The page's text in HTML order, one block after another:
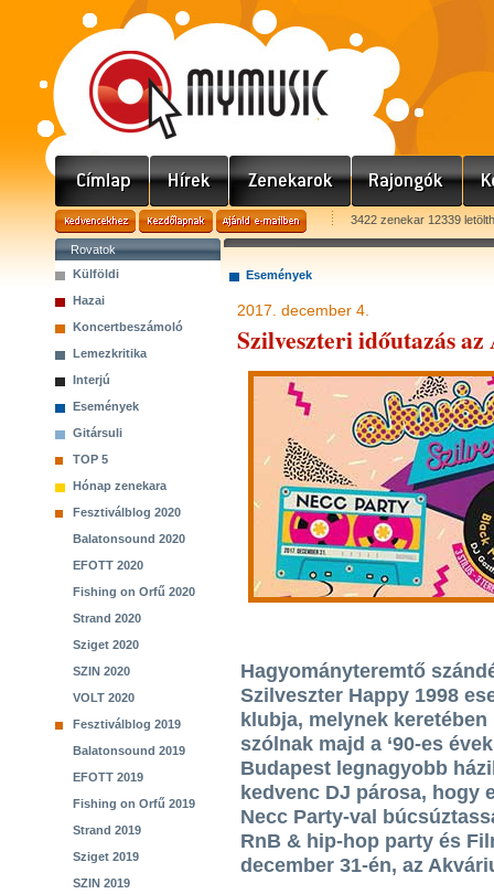
3422 zenekar 12339
Rovatok
Külföldi
Hazai
Koncertbeszámoló
Lemezkritika
Interjú
Események
Gitársuli
TOP 5
Hónap zenekara
Fesztiválblog 2020
Balatonsound 2020
EFOTT 2020
Fishing on Orfű 2020
Strand 2020
Sziget 2020
SZIN 2020
VOLT 2020
Fesztiválblog 2019
Balatonsound 2019
EFOTT 2019
Fishing on Orfű 2019
Strand 2019
Sziget 2019
SZIN 2019
Események
2017. december 4.
Szilveszteri időutazás
Hagyományteremtő
Szilveszter Happy 1998
klubja, melynek
szólnak majd a ‘90-es
Budapest legnagyobb
kedvenc DJ párosa, hogy
Necc Party-val
RnB & hip-hop party és
december 31-én, az